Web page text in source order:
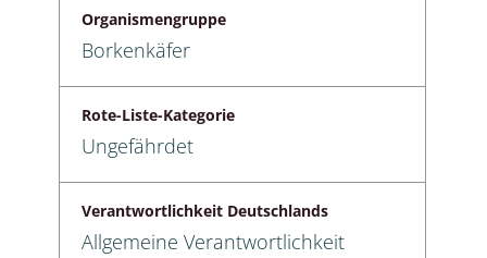
Organismengruppe
Borkenkäfer
Rote-Liste-Kategorie
Ungefährdet
Verantwortlichkeit Deutschlands
Allgemeine Verantwortlichkeit